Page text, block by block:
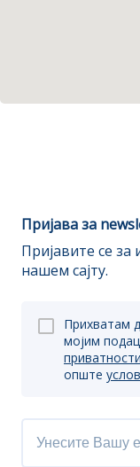
Пријава за
Пријавите се
нашем сајту.
Прихватам
мојим
приватности
опште